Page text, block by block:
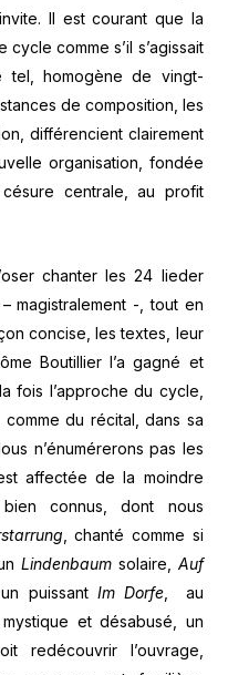
Il est courant que la
comme s’il s’agissait
tel, homogène de vingt-
de composition, les
différencient clairement
organisation, fondée
centrale, au profit
chanter les 24 lieder
magistralement -, tout en
concise, les textes, leur
Boutillier l’a gagné et
fois l’approche du cycle,
du récital, dans sa
n’énumérerons pas les
affectée de la moindre
connus, dont nous
, chanté comme si
Lindenbaum solaire, Auf
puissant Im Dorfe, au
et désabusé, un
redécouvrir l’ouvrage,